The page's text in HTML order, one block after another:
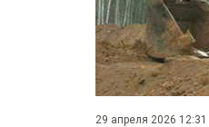
29 апреля 2026 12:31